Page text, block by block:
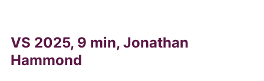
VS 2025, 9 min, Jonathan
Hammond